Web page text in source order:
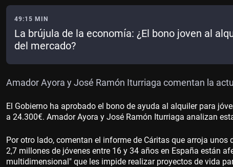
49:15 MIN
La brújula de la economía: ¿El bono joven al
del mercado?
Amador Ayora y José Ramón Iturriaga comentan la
El Gobierno ha aprobado el bono de ayuda al alquiler para
a 24.300€. Amador Ayora y José Ramón Iturriaga analizan
Por otro lado, comentan el informe de Cáritas que arroja
2,7 millones de jóvenes entre 16 y 34 años en España están
multidimensional" que les impide realizar proyectos de vida